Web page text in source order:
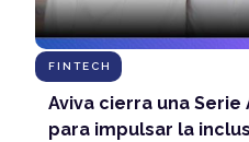
FINTECH
Aviva cierra una Serie
para impulsar la